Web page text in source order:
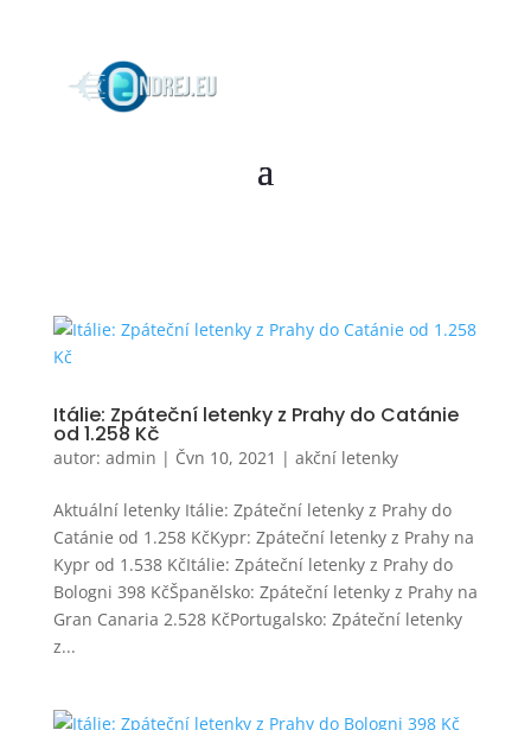
Itálie: Zpáteční letenky z Prahy do Catánie
od 1.258 Kč
autor: admin | Čvn 10, 2021 | akční letenky
Aktuální letenky Itálie: Zpáteční letenky z Prahy do
Catánie od 1.258 KčKypr: Zpáteční letenky z Prahy na
Kypr od 1.538 KčItálie: Zpáteční letenky z Prahy do
Bologni 398 KčŠpanělsko: Zpáteční letenky z Prahy na
Gran Canaria 2.528 KčPortugalsko: Zpáteční letenky
z...